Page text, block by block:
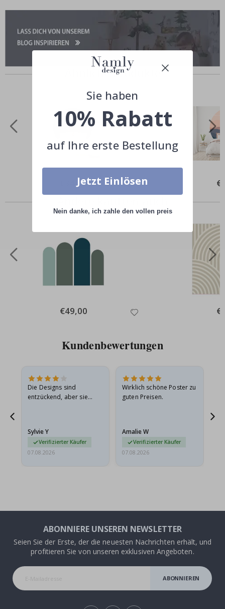
Ähnliche Produkte
€34,00
Special
Price
€49,00
Kundenbewertungen
Die Designs sind
entzückend, aber sie
sie…
Sylvie Y
Verifizierter Käufer
07.08.2026
Wirklich schöne Poster zu
guten Preisen.
Amalie W
Verifizierter Käufer
07.08.2026
ABONNIERE UNSEREN NEWSLETTER
Seien Sie der Erste, der die neuesten Nachrichten erhält, und
profitieren Sie von unseren exklusiven Angeboten.
ABONNIEREN
Sie haben
10% Rabatt
auf Ihre erste Bestellung
Jetzt Einlösen
Nein danke, ich zahle den vollen preis